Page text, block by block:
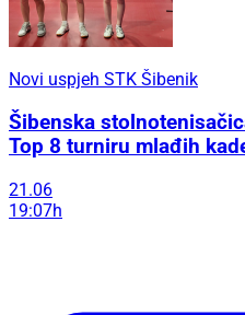
Novi uspjeh STK Šibenik
Šibenska
Top 8 turniru mlađih
21.06
19:07h